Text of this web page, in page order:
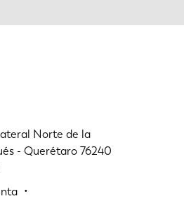
Norte de la
- Querétaro 76240